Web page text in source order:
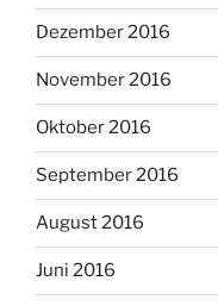
Dezember 2016
November 2016
Oktober 2016
September 2016
August 2016
Juni 2016